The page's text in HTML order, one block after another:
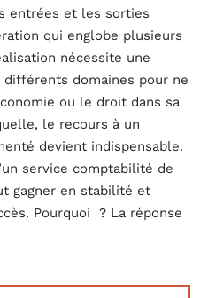
entrées et les sorties
qui englobe plusieurs
nécessite une
domaines pour ne
ou le droit dans sa
le recours à un
devient indispensable.
service comptabilité de
gagner en stabilité et
Pourquoi ? La réponse